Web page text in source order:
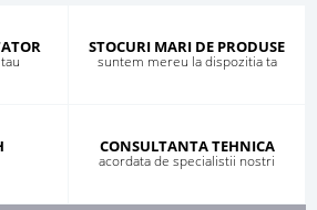
STOCURI MARI DE PRODUSE
suntem mereu la dispozitia ta
CONSULTANTA TEHNICA
acordata de specialistii nostri